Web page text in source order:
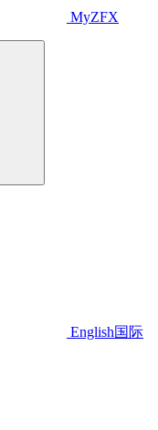
MyZFX
English国际